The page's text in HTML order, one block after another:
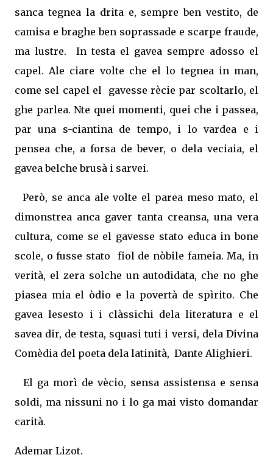
sanca tegnea la drita e, sempre ben vestito, de
camisa e braghe ben soprassade e scarpe fraude,
ma lustre. In testa el gavea sempre adosso el
capel. Ale ciare volte che el lo tegnea in man,
come sel capel el gavesse rècie par scoltarlo, el
ghe parlea. Nte quei momenti, quei che i passea,
par una s-ciantina de tempo, i lo vardea e i
pensea che, a forsa de bever, o dela veciaia, el
gavea belche brusà i sarvei.
Però, se anca ale volte el parea meso mato, el
dimonstrea anca gaver tanta creansa, una vera
cultura, come se el gavesse stato educa in bone
scole, o fusse stato fiol de nòbile fameia. Ma, in
verità, el zera solche un autodidata, che no ghe
piasea mia el òdio e la povertà de spìrito. Che
gavea lesesto i i clàssichi dela literatura e el
savea dir, de testa, squasi tuti i versi, dela Divina
Comèdia del poeta dela latinità, Dante Alighieri.
El ga morì de vècio, sensa assistensa e sensa
soldi, ma nissuni no i lo ga mai visto domandar
carità.
Ademar Lizot.